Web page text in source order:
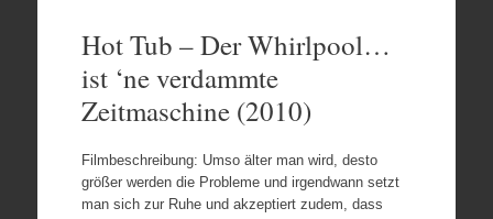
Hot Tub – Der Whirlpool…
ist ‘ne verdammte
Zeitmaschine (2010)
Filmbeschreibung: Umso älter man wird, desto
größer werden die Probleme und irgendwann setzt
man sich zur Ruhe und akzeptiert zudem, dass